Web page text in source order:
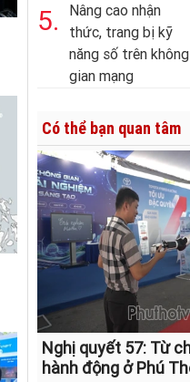
5.
Nâng cao nhận
thức, trang bị kỹ
năng số trên không
gian mạng
Có thể bạn quan tâm
Nghị quyết 57: Từ
hành động ở Phú